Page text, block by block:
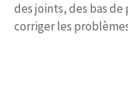
des joints, des bas
corriger les